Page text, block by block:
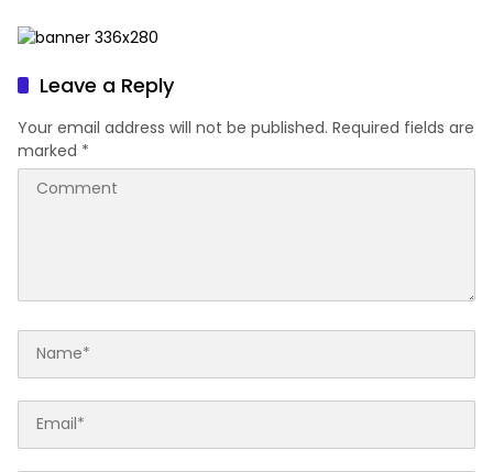
Maluku Utara
Leave a Reply
Your email address will not be published. Required fields are
marked *